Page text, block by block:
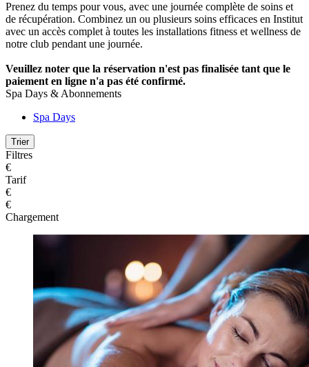
Prenez du temps pour vous, avec une journée complète de soins et
de récupération. Combinez un ou plusieurs soins efficaces en Institut
avec un accès complet à toutes les installations fitness et wellness de
notre club pendant une journée.
Veuillez noter que la réservation n'est pas finalisée tant que le
paiement en ligne n'a pas été confirmé.
Spa Days & Abonnements
Spa Days
Trier
Filtres
€
Tarif
€
€
Chargement